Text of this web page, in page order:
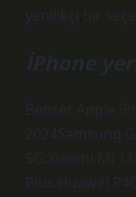
yenilikçi bir
İPhone
Benzer Apple
2024Samsung
5G.Xiaomi Mi
Plus.Huawei